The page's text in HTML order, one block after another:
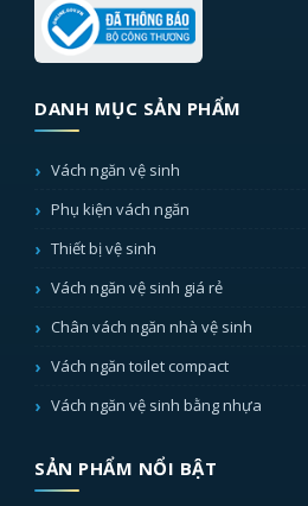
DANH MỤC SẢN PHẨM
Vách ngăn vệ sinh
Phụ kiện vách ngăn
Thiết bị vệ sinh
Vách ngăn vệ sinh giá rẻ
Chân vách ngăn nhà vệ sinh
Vách ngăn toilet compact
Vách ngăn vệ sinh bằng nhựa
SẢN PHẨM NỔI BẬT